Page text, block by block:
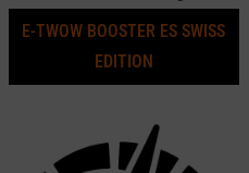
E-TWOW BOOSTER ES SWISS
EDITION